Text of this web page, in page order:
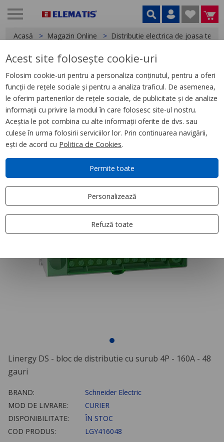
Acasă Magazin Online Distributie electrica de joasa
< Blocuri de distributie
Repartitor etajat cu surub, 4P,
160A, 48 gauri
Linergy DS - bloc de distributie cu surub 4P - 160A - 48
gauri
BRAND:
Schneider Electric
MOD DE LIVRARE:
CURIER
DISPONIBILITATE:
ÎN STOC
COD PRODUS:
LGY416048
Acest site folosește cookie-uri
Folosim cookie-uri pentru a personaliza conținutul, pentru a oferi
funcții de rețele sociale și pentru a analiza traficul. De asemenea,
le oferim partenerilor de rețele sociale, de publicitate și de analize
informații cu privire la modul în care folosesc site-ul nostru.
Aceștia le pot combina cu alte informații oferite de dvs. sau
culese în urma folosirii serviciilor lor. Prin continuarea navigării,
ești de acord cu Politica de Cookies.
Permite toate
Personalizează
Refuză toate